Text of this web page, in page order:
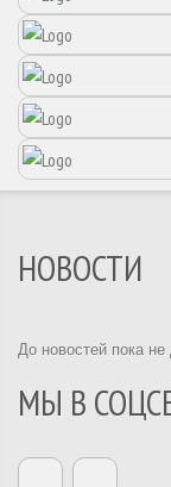
НОВОСТИ
До новостей пока
МЫ В